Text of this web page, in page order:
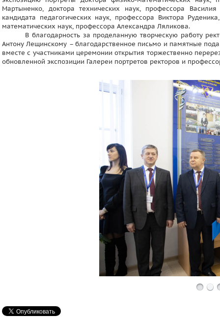
Мартыненко, доктора технических наук, профессора
кандидата педагогических наук, профессора Виктора
математических наук, профессора Александра Ляликова.
В благодарность за проделанную творческую работу
Антону Лещинскому – благодарственное письмо и памятные
вместе с участниками церемонии открытия торжественно
обновленной экспозиции Галереи портретов ректоров и